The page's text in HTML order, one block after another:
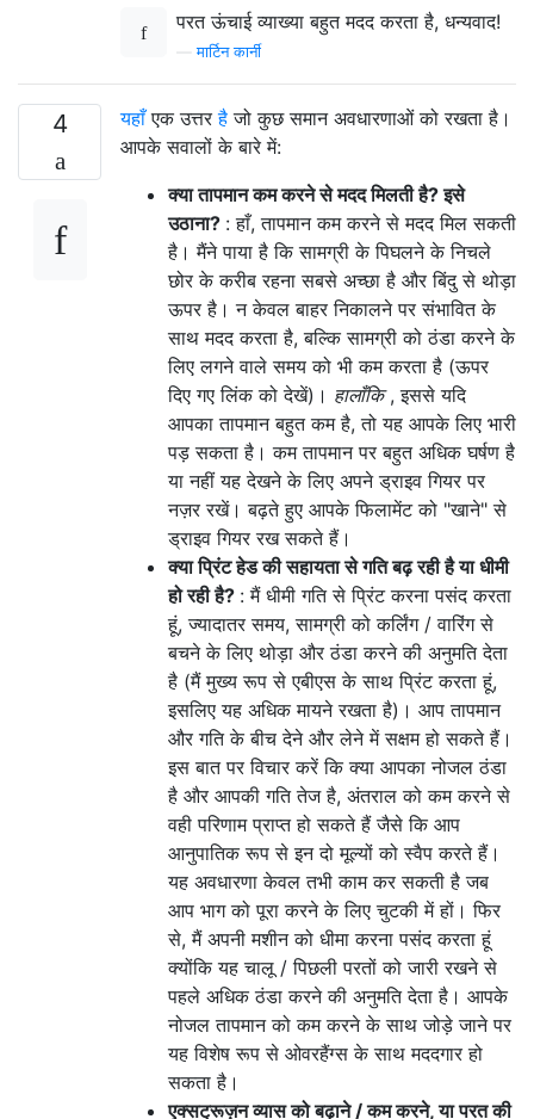
परत ऊंचाई व्याख्या बहुत मदद करता है, धन्यवाद!
—मार्टिन कार्नी
4 यहाँएक उत्तरहै जो कुछ समान अवधारणाओं को रखता है।
आपके सवालों के बारे में:
क्या तापमान कम करने से मदद मिलती है? इसे
उठाना? : हाँ, तापमान कम करने से मदद मिल सकती
है। मैंने पाया है कि सामग्री के पिघलने के निचले
छोर के करीब रहना सबसे अच्छा है और बिंदु से थोड़ा
ऊपर है। न केवल बाहर निकालने पर संभावित के
साथ मदद करता है, बल्कि सामग्री को ठंडा करने के
लिए लगने वाले समय को भी कम करता है (ऊपर
दिए गए लिंक को देखें)। हालाँकि, इससे यदि
आपका तापमान बहुत कम है, तो यह आपके लिए भारी
पड़ सकता है। कम तापमान पर बहुत अधिक घर्षण है
या नहीं यह देखने के लिए अपने ड्राइव गियर पर
नज़र रखें। बढ़ते हुए आपके फिलामेंट को "खाने" से
ड्राइव गियर रख सकते हैं।
क्या प्रिंट हेड की सहायता से गति बढ़ रही है या धीमी
हो रही है? : मैं धीमी गति से प्रिंट करना पसंद करता
हूं, ज्यादातर समय, सामग्री को कर्लिंग / वारिंग से
बचने के लिए थोड़ा और ठंडा करने की अनुमति देता
है (मैं मुख्य रूप से एबीएस के साथ प्रिंट करता हूं,
इसलिए यह अधिक मायने रखता है)। आप तापमान
और गति के बीच देने और लेने में सक्षम हो सकते हैं।
इस बात पर विचार करें कि क्या आपका नोजल ठंडा
है और आपकी गति तेज है, अंतराल को कम करने से
वही परिणाम प्राप्त हो सकते हैं जैसे कि आप
आनुपातिक रूप से इन दो मूल्यों को स्वैप करते हैं।
यह अवधारणा केवल तभी काम कर सकती है जब
आप भाग को पूरा करने के लिए चुटकी में हों। फिर
से, मैं अपनी मशीन को धीमा करना पसंद करता हूं
क्योंकि यह चालू / पिछली परतों को जारी रखने से
पहले अधिक ठंडा करने की अनुमति देता है। आपके
नोजल तापमान को कम करने के साथ जोड़े जाने पर
यह विशेष रूप से ओवरहैंग्स के साथ मददगार हो
सकता है।
एक्सट्रूज़न व्यास को बढ़ाने / कम करने, या परत की